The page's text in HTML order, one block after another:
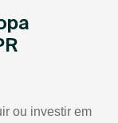
ou investir em